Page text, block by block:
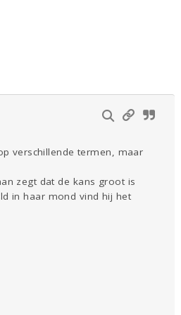
verschillende termen, maar
zegt dat de kans groot is
in haar mond vind hij het